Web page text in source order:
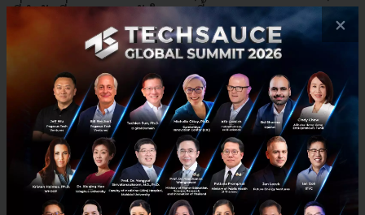
ที่สำคัญที่สุดของภาครัฐในขณะนี้
4. รอยร้าวในประเทศ การต่อต้าน AI และความเหลื่อม
แม้กระแส AI จะสร้างการเติบโตทางเศรษฐกิจอย่าง
มหาศาล (โดยเฉพาะในตลาดหุ้นสหรัฐฯ) แต่ Leslie
Vinjamuri ได้เตือนถึงจุดบอดที่ภาคธุรกิจและนักลงทุนมัก
×